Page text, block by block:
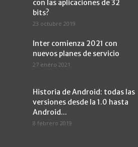
con las aplicaciones de 32
bits?
23 octubre 2019
Inter comienza 2021 con
nuevos planes de servicio
27 enero 2021
Historia de Android: todas las
versiones desde la 1.0 hasta
Android...
8 febrero 2019